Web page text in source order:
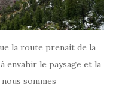
la route prenait de la
envahir le paysage et la
sommes